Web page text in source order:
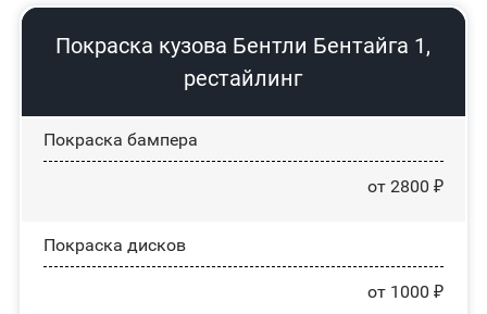
Покраска кузова Бентли Бентайга 1,
рестайлинг
Покраска бампера
от 2800 ₽
Покраска дисков
от 1000 ₽